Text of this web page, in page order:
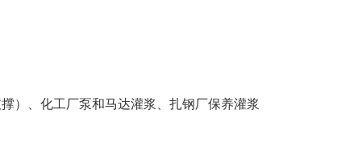
）、化工厂泵和马达灌浆、扎钢厂保养灌浆